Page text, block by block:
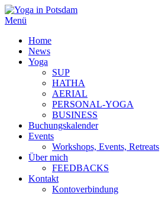
Menü
Home
News
Yoga
SUP
HATHA
AERIAL
PERSONAL-YOGA
BUSINESS
Buchungskalender
Events
Workshops, Events, Retreats
Über mich
FEEDBACKS
Kontakt
Kontoverbindung